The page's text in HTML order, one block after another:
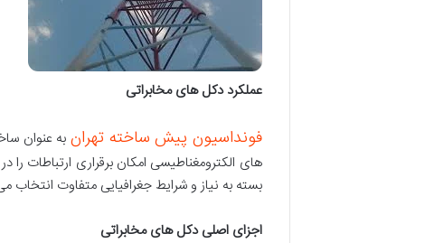
عملکرد دکل های مخابراتی
فونداسیون پیش ساخته تهرانبه عنوان
های الکترومغناطیسی امکان برقراری ارتباطات
بسته به نیاز و شرایط جغرافیایی متفاوت انتخاب
اجزای اصلی دکل های مخابراتی